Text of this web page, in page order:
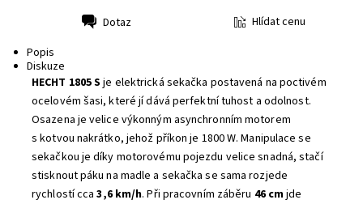
Dotaz
Hlídat cenu
Popis
Diskuze
HECHT 1805 S je elektrická sekačka postavená na poctivém
ocelovém šasi, které jí dává perfektní tuhost a odolnost.
Osazena je velice výkonným asynchronním motorem
s kotvou nakrátko, jehož příkon je 1800 W. Manipulace se
sekačkou je díky motorovému pojezdu velice snadná, stačí
stisknout páku na madle a sekačka se sama rozjede
rychlostí cca 3,6 km/h. Při pracovním záběru 46 cmjde